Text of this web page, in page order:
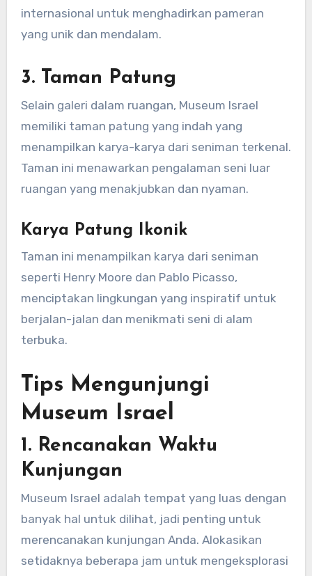
internasional untuk menghadirkan pameran
yang unik dan mendalam.
3. Taman Patung
Selain galeri dalam ruangan, Museum Israel
memiliki taman patung yang indah yang
menampilkan karya-karya dari seniman terkenal.
Taman ini menawarkan pengalaman seni luar
ruangan yang menakjubkan dan nyaman.
Karya Patung Ikonik
Taman ini menampilkan karya dari seniman
seperti Henry Moore dan Pablo Picasso,
menciptakan lingkungan yang inspiratif untuk
berjalan-jalan dan menikmati seni di alam
terbuka.
Tips Mengunjungi
Museum Israel
1. Rencanakan Waktu
Kunjungan
Museum Israel adalah tempat yang luas dengan
banyak hal untuk dilihat, jadi penting untuk
merencanakan kunjungan Anda. Alokasikan
setidaknya beberapa jam untuk mengeksplorasi